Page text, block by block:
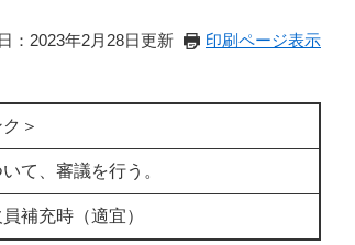
：2023年2月28日更新 印刷ページ表示
＞
て、審議を行う。
補充時（適宜）